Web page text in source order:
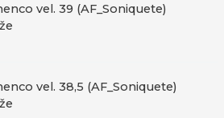
vel. 39 (AF_Soniquete)
vel. 38,5 (AF_Soniquete)